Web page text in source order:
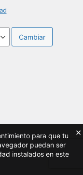
para que tu
puedan ser
instalados en este
×